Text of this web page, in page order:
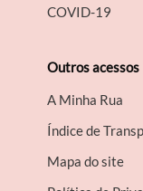
COVID-19
Outros acessos
A Minha Rua
Índice de
Mapa do site